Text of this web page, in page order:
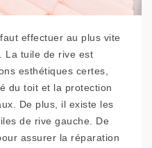
effectuer au plus vite
La tuile de rive est
esthétiques certes,
du toit et la protection
De plus, il existe les
de rive gauche. De
assurer la réparation